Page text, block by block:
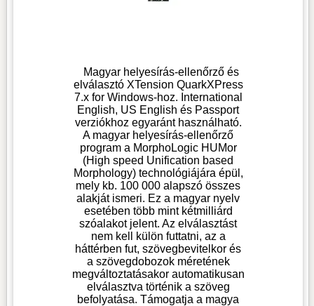
Magyar helyesírás-ellenőrző és
elválasztó XTension QuarkXPress
7.x for Windows-hoz. International
English, US English és Passport
verziókhoz egyaránt használható.
A magyar helyesírás-ellenőrző
program a MorphoLogic HUMor
(High speed Unification based
Morphology) technológiájára épül,
mely kb. 100 000 alapszó összes
alakját ismeri. Ez a magyar nyelv
esetében több mint kétmilliárd
szóalakot jelent. Az elválasztást
nem kell külön futtatni, az a
háttérben fut, szövegbevitelkor és
a szövegdobozok méretének
megváltoztatásakor automatikusan
elválasztva történik a szöveg
befolyatása. Támogatja a magya